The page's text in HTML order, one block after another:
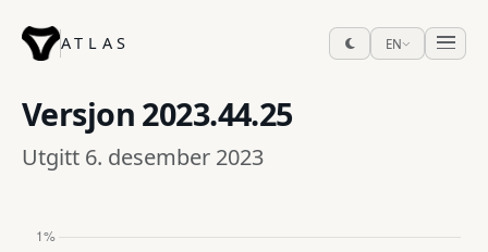
ATLAS EN
Versjon 2023.44.25
Utgitt 6. desember 2023